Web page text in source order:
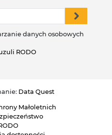
danych osobowych
RODO
Data Quest
Małoletnich